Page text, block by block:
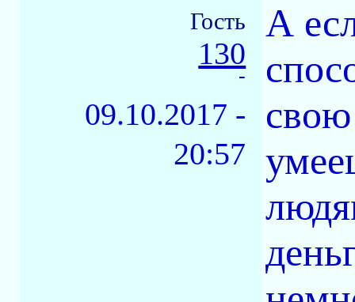
Гость
130
-
09.10.2017 -
20:57
А